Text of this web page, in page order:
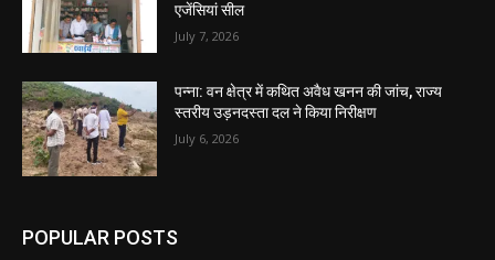
एजेंसियां सील
July 7, 2026
पन्ना: वन क्षेत्र में कथित अवैध खनन की जांच, राज्य
स्तरीय उड़नदस्ता दल ने किया निरीक्षण
July 6, 2026
POPULAR POSTS